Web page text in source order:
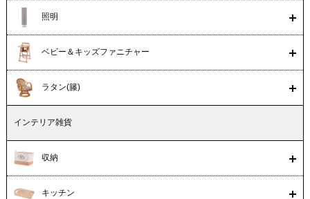
照明
ベビー＆キッズファニチャー
ラタン(籐)
インテリア雑貨
収納
キッチン